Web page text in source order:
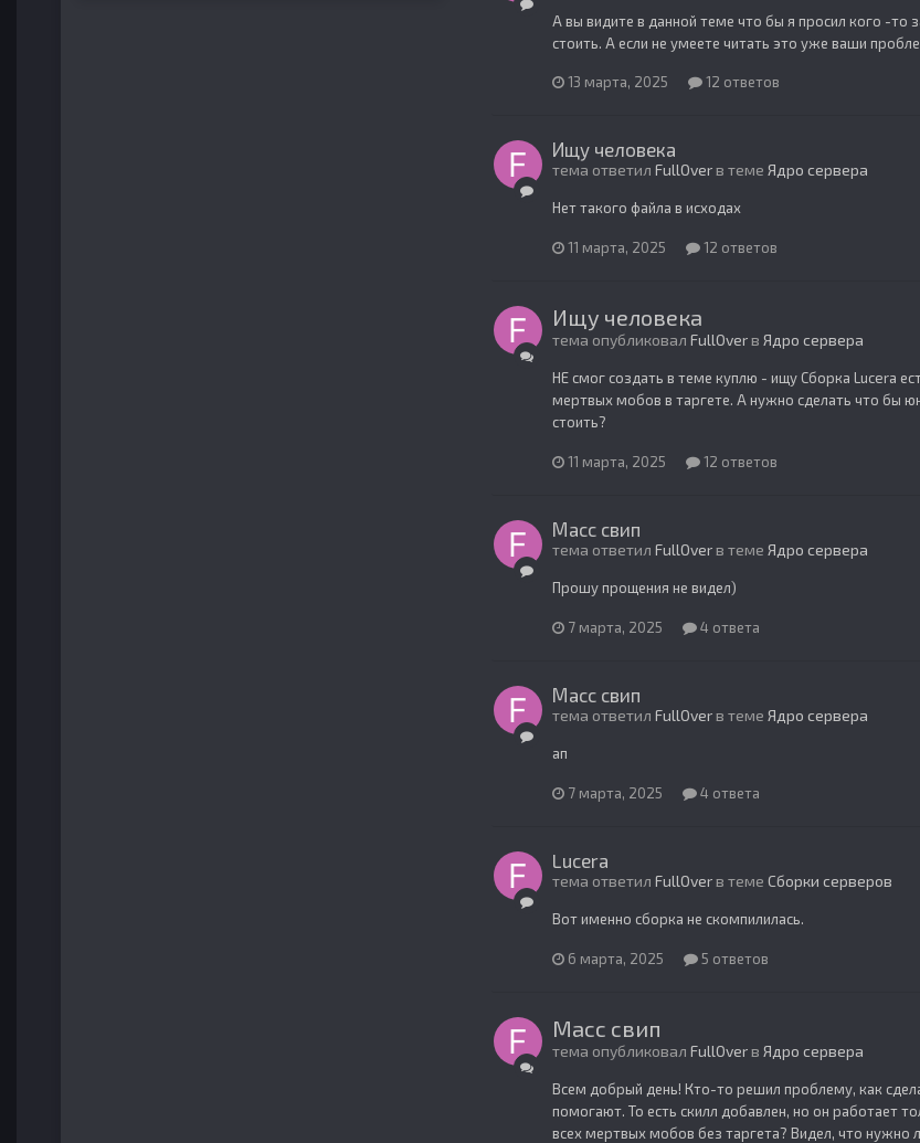
А вы видите в данной теме что бы я просил кого -то
стоить. А если не умеете читать это уже ваши
13 марта, 2025 12 ответов
Ищу человека
тема ответил FullOverв теме Ядро сервера
Нет такого файла в исходах
11 марта, 2025 12 ответов
Ищу человека
тема опубликовал FullOverв Ядро сервера
НЕ смог создать в теме куплю - ищу Сборка Lucera
мертвых мобов в таргете. А нужно сделать что бы
стоить?
11 марта, 2025 12 ответов
Масс свип
тема ответил FullOverв теме Ядро сервера
Прошу прощения не видел)
7 марта, 2025 4 ответа
Масс свип
тема ответил FullOverв теме Ядро сервера
ап
7 марта, 2025 4 ответа
Lucera
тема ответил FullOverв теме Сборки серверов
Вот именно сборка не скомпилилась.
6 марта, 2025 5 ответов
Масс свип
тема опубликовал FullOverв Ядро сервера
Всем добрый день! Кто-то решил проблему, как
помогают. То есть скилл добавлен, но он работает
всех мертвых мобов без таргета? Видел, что нужно